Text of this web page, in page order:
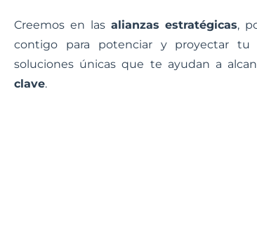
Creemos en las alianzas estratégicas,
contigo para potenciar y proyectar tu
soluciones únicas que te ayudan a
clave.